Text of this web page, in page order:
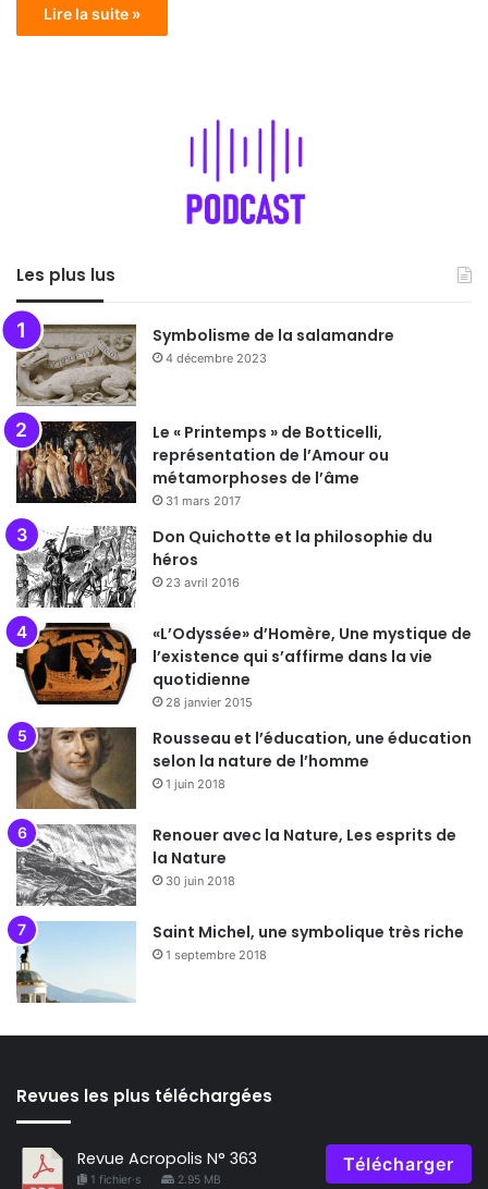
Lire la suite »
Les plus lus
Symbolisme de la salamandre
4 décembre 2023
Le « Printemps » de Botticelli,
représentation de l’Amour ou
métamorphoses de l’âme
31 mars 2017
Don Quichotte et la philosophie du
héros
23 avril 2016
«L’Odyssée» d’Homère, Une mystique de
l’existence qui s’affirme dans la vie
quotidienne
28 janvier 2015
Rousseau et l’éducation, une éducation
selon la nature de l’homme
1 juin 2018
Renouer avec la Nature, Les esprits de
la Nature
30 juin 2018
Saint Michel, une symbolique très riche
1 septembre 2018
Revues les plus téléchargées
Revue Acropolis N° 363
1 fichier·s 2.95 MB
Télécharger